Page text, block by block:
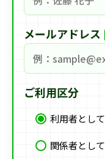
メールアドレス
ご利用区分
利用者として
関係者として